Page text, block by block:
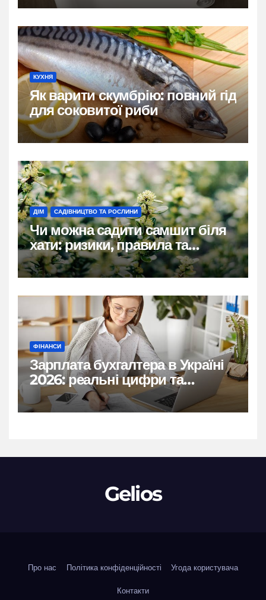
КУХНЯ
Як варити скумбрію: повний гід
для соковитої риби
ДІМ САДІВНИЦТВО ТА РОСЛИНИ
Чи можна садити самшит біля
хати: ризики, правила та
практичні рішення
ФІНАНСИ
Зарплата бухгалтера в Україні
2026: реальні цифри та
нюанси
Gelios
Про нас Політика конфіденційності Угода користувача
Контакти